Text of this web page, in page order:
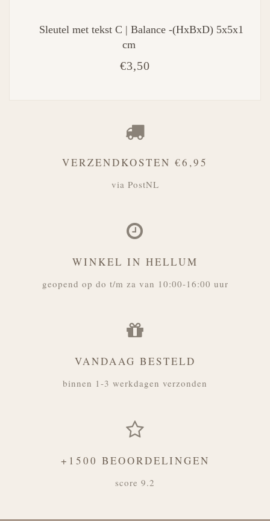
Sleutel met tekst C | Balance -(HxBxD) 5x5x1
cm
€3,50
VERZENDKOSTEN €6,95
via PostNL
WINKEL IN HELLUM
geopend op do t/m za van 10:00-16:00 uur
VANDAAG BESTELD
binnen 1-3 werkdagen verzonden
+1500 BEOORDELINGEN
score 9.2